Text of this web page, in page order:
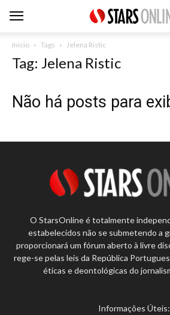
Inicio Tags Jelena Ristic
Tag: Jelena Ristic
Não há posts para
O StarsOnline é totalmente
estabelecidos não se submetendo a
proporcionará um fórum aberto à livre
rege-se pelas leis da República
éticas e deontológicas do
Informações Úteis: